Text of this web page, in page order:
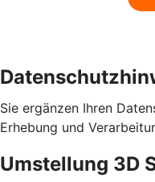
Sie ergänzen Ihren
Erhebung und
Umstellung 3D